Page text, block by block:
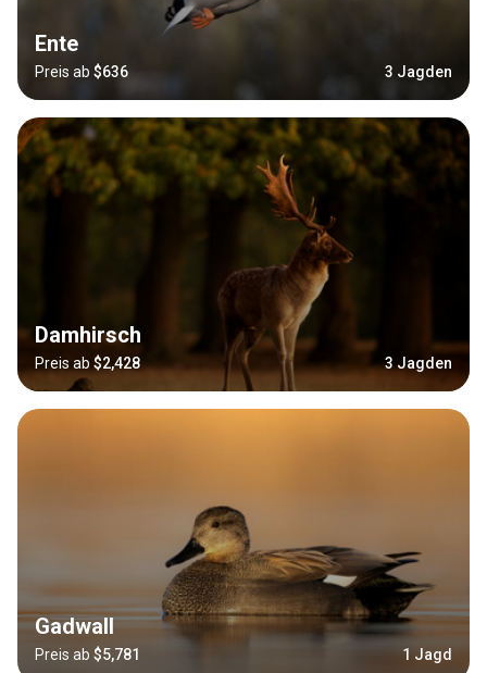
Ente
Preis ab $636 3 Jagden
Damhirsch
Preis ab $2,428 3 Jagden
Gadwall
Preis ab $5,781 1 Jagd